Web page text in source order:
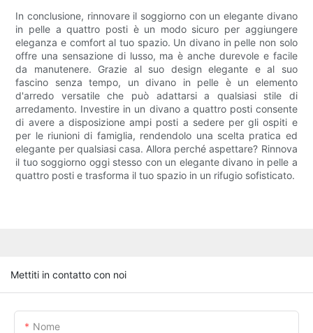
In conclusione, rinnovare il soggiorno con un elegante divano
in pelle a quattro posti è un modo sicuro per aggiungere
eleganza e comfort al tuo spazio. Un divano in pelle non solo
offre una sensazione di lusso, ma è anche durevole e facile
da manutenere. Grazie al suo design elegante e al suo
fascino senza tempo, un divano in pelle è un elemento
d'arredo versatile che può adattarsi a qualsiasi stile di
arredamento. Investire in un divano a quattro posti consente
di avere a disposizione ampi posti a sedere per gli ospiti e
per le riunioni di famiglia, rendendolo una scelta pratica ed
elegante per qualsiasi casa. Allora perché aspettare? Rinnova
il tuo soggiorno oggi stesso con un elegante divano in pelle a
quattro posti e trasforma il tuo spazio in un rifugio sofisticato.
Mettiti in contatto con noi
Nome